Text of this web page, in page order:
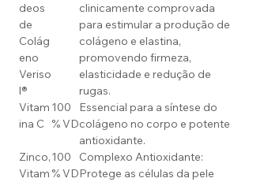
deos
de
Colág
eno
Veriso
l®
clinicamente comprovada
para estimular a produção de
colágeno e elastina,
promovendo firmeza,
elasticidade e redução de
rugas.
Vitam
ina C
100
% VD
Essencial para a síntese do
colágeno no corpo e potente
antioxidante.
Zinco,
Vitam
100
% VD
Complexo Antioxidante:
Protege as células da pele